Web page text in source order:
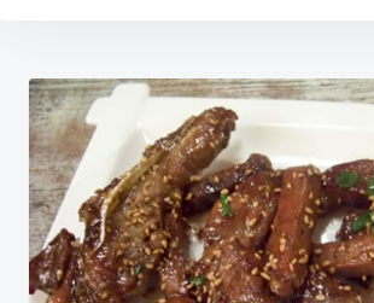
Navigation
de
l’article